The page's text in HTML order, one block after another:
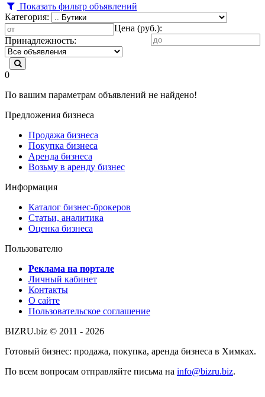
Показать фильтр объявлений
Категория:
Цена (руб.):
Принадлежность:
0
По вашим параметрам объявлений не найдено!
Предложения бизнеса
Продажа бизнеса
Покупка бизнеса
Аренда бизнеса
Возьму в аренду бизнес
Информация
Каталог бизнес-брокеров
Статьи, аналитика
Оценка бизнеса
Пользователю
Реклама на портале
Личный кабинет
Контакты
О сайте
Пользовательское соглашение
BIZRU.biz © 2011 - 2026
Готовый бизнес: продажа, покупка, аренда бизнеса в Химках.
По всем вопросам отправляйте письма на info@bizru.biz.